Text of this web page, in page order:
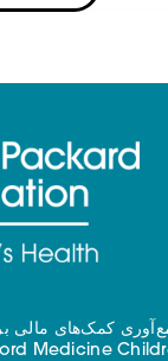
کمک‌های مالی